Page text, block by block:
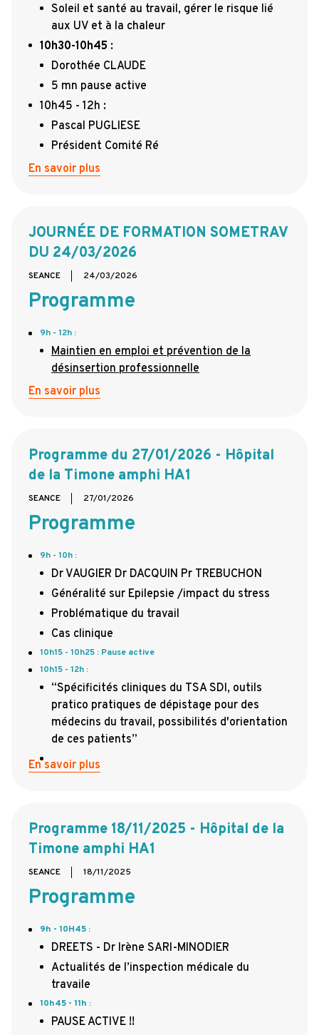
Soleil et santé au travail, gérer le risque lié
aux UV et à la chaleur
10h30-10h45 :
Dorothée CLAUDE
5 mn pause active
10h45 - 12h :
Pascal PUGLIESE
Président Comité Ré
En savoir plus
JOURNÉE DE FORMATION SOMETRAV
DU 24/03/2026
SEANCE 24/03/2026
Programme
9h - 12h :
Maintien en emploi et prévention de la
désinsertion professionnelle
En savoir plus
Programme du 27/01/2026 - Hôpital
de la Timone amphi HA1
SEANCE 27/01/2026
Programme
9h - 10h :
Dr VAUGIER Dr DACQUIN Pr TREBUCHON
Généralité sur Epilepsie /impact du stress
Problématique du travail
Cas clinique
10h15 - 10h25 : Pause active
10h15 - 12h :
“Spécificités cliniques du TSA SDI, outils
pratico pratiques de dépistage pour des
médecins du travail, possibilités d'orientation
de ces patients”
En savoir plus
Programme 18/11/2025 - Hôpital de la
Timone amphi HA1
SEANCE 18/11/2025
Programme
9h - 10H45 :
DREETS - Dr Irène SARI-MINODIER
Actualités de l’inspection médicale du
travaile
10h45 - 11h :
PAUSE ACTIVE !!